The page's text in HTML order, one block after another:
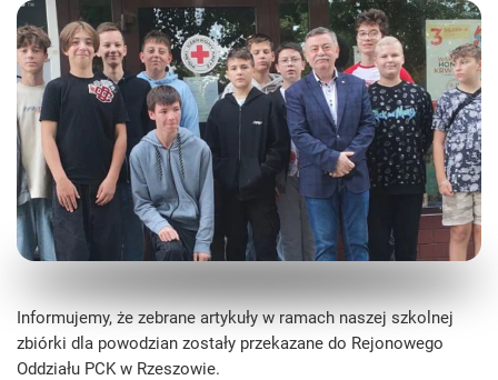
Informujemy, że zebrane artykuły w ramach naszej szkolnej
zbiórki dla powodzian zostały przekazane do Rejonowego
Oddziału PCK w Rzeszowie.